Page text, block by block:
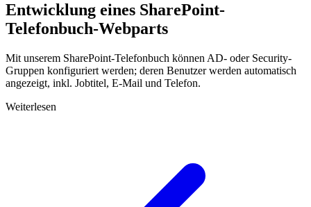
Entwicklung eines SharePoint-
Telefonbuch-Webparts
Mit unserem SharePoint-Telefonbuch können AD- oder Security-
Gruppen konfiguriert werden; deren Benutzer werden automatisch
angezeigt, inkl. Jobtitel, E‑Mail und Telefon.
Weiterlesen